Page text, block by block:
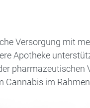
Versorgung mit
Apotheke
pharmazeutischen
Cannabis im